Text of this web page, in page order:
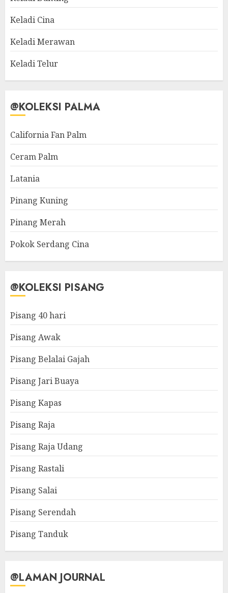
Keladi Cina
Keladi Merawan
Keladi Telur
@KOLEKSI PALMA
California Fan Palm
Ceram Palm
Latania
Pinang Kuning
Pinang Merah
Pokok Serdang Cina
@KOLEKSI PISANG
Pisang 40 hari
Pisang Awak
Pisang Belalai Gajah
Pisang Jari Buaya
Pisang Kapas
Pisang Raja
Pisang Raja Udang
Pisang Rastali
Pisang Salai
Pisang Serendah
Pisang Tanduk
@LAMAN JOURNAL